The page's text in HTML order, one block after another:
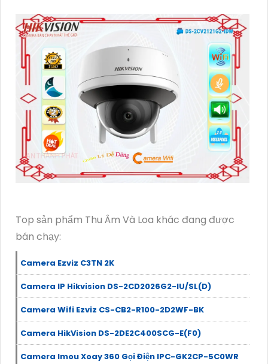
Top sản phẩm Thu Âm Và Loa khác đang được
bán chạy:
Camera Ezviz C3TN 2K
Camera IP Hikvision DS-2CD2026G2-IU/SL(D)
Camera Wifi Ezviz CS-CB2-R100-2D2WF-BK
Camera HikVision DS-2DE2C400SCG-E(F0)
Camera Imou Xoay 360 Gọi Điện IPC-GK2CP-5C0WR